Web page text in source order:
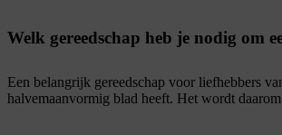
Welk gereedschap heb je nodig om
Een belangrijk gereedschap voor liefhebbers
halvemaanvormig blad heeft. Het wordt